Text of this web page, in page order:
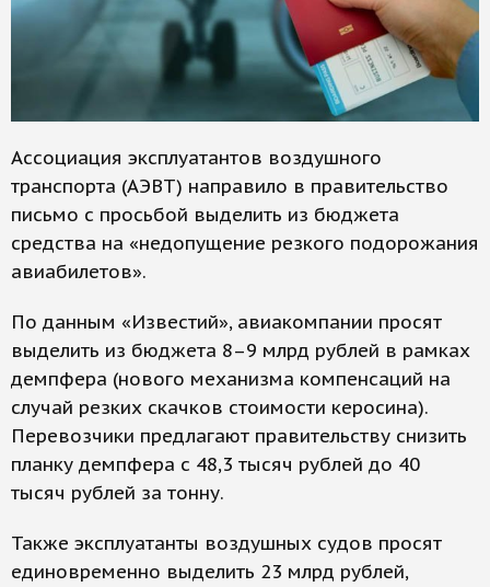
Ассоциация эксплуатантов воздушного
транспорта (АЭВТ) направило в правительство
письмо с просьбой выделить из бюджета
средства на «недопущение резкого подорожания
авиабилетов».
По данным «Известий», авиакомпании просят
выделить из бюджета 8–9 млрд рублей в рамках
демпфера (нового механизма компенсаций на
случай резких скачков стоимости керосина).
Перевозчики предлагают правительству снизить
планку демпфера с 48,3 тысяч рублей до 40
тысяч рублей за тонну.
Также эксплуатанты воздушных судов просят
единовременно выделить 23 млрд рублей,